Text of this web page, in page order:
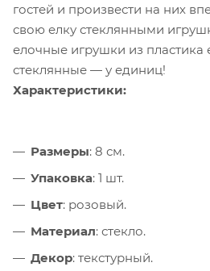
гостей и произвести на них
свою елку стеклянными
елочные игрушки из пластика
стеклянные — у единиц!
Характеристики:
Размеры: 8 см.
Упаковка: 1 шт.
Цвет: розовый.
Материал: стекло.
Декор: текстурный.